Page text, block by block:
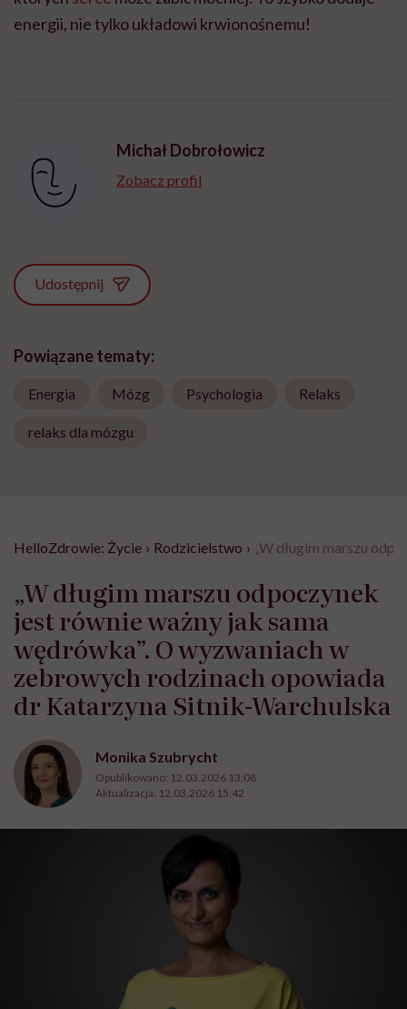
energii, nie tylko układowi krwionośnemu!
Michał Dobrołowicz
Zobacz profil
Udostępnij
Powiązane tematy:
Energia Mózg Psychologia Relaks
relaks dla mózgu
HelloZdrowie: Życie › Rodzicielstwo › „W długim marszu
„W długim marszu odpoczynek
jest równie ważny jak sama
wędrówka”. O wyzwaniach w
zebrowych rodzinach opowiada
dr Katarzyna Sitnik-Warchulska
Monika Szubrycht
Opublikowano: 12.03.2026 13:08
Aktualizacja: 12.03.2026 15:42